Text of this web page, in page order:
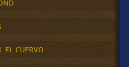
EL CUERVO